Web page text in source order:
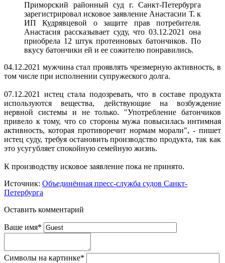
Приморский районный суд г. Санкт-Петербурга
зарегистрировал исковое заявление Анастасии Т. к
ИП Кудрявцевой о защите прав потребителя.
Анастасия рассказывает суду, что 03.12.2021 она
приобрела 12 штук протеиновых батончиков. По
вкусу батончики ей и ее сожителю понравились.
04.12.2021 мужчина стал проявлять чрезмерную активность, в
том числе при исполнении супружеского долга.
07.12.2021 истец стала подозревать, что в составе продукта
используются вещества, действующие на возбуждение
нервной системы и не только. "Употребление батончиков
привело к тому, что со стороны мужа повысилась интимная
активность, которая противоречит нормам морали", - пишет
истец суду, требуя остановить производство продукта, так как
это усугубляет спокойную семейную жизнь.
К производству исковое заявление пока не принято.
Источник: Объединённая пресс-служба судов Санкт-
Петербурга
Оставить комментарий
Ваше имя*
Символы на картинке*